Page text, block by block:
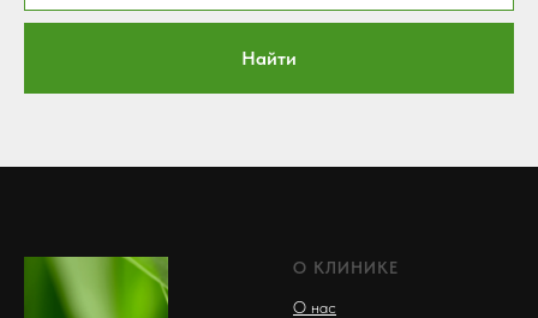
Найти
О КЛИНИКЕ
О нас